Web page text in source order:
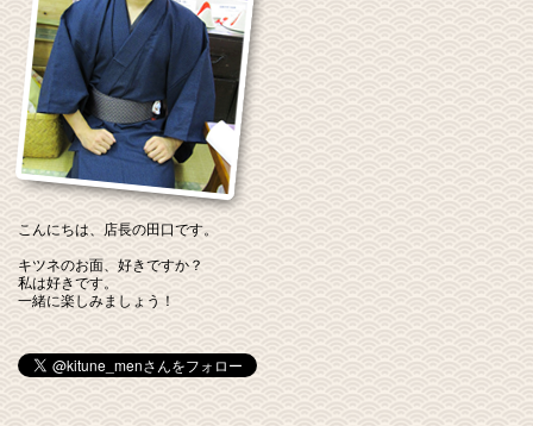
こんにちは、店長の田口です。
キツネのお面、好きですか？
私は好きです。
一緒に楽しみましょう！